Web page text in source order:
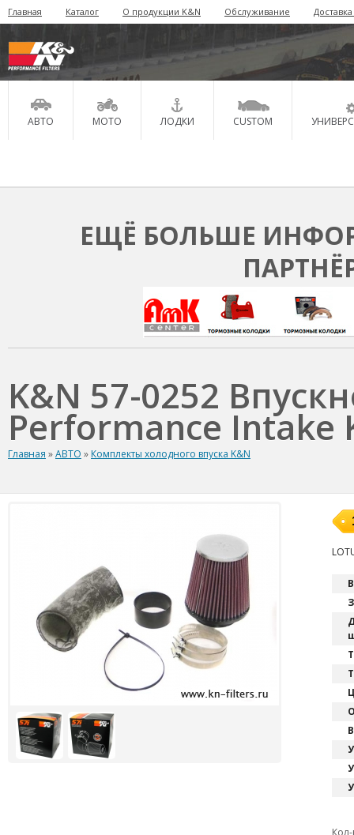
Главная Каталог О продукции K&N Обслуживание
АВТО МОТО ЛОДКИ CUSTOM
ЕЩЁ БОЛЬШЕ
K&N 57-0252
Performance Intake
Главная »АВТО » Комплекты холодного впуска K&N